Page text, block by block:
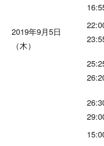
2019年9月5日
（木）